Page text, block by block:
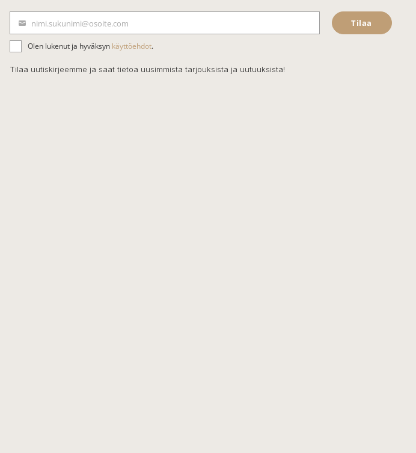
ä
h
k
nimi.sukunimi@osoite.com Tilaa
Olen lukenut ja hyväksyn käyttöehdot.
Tilaa uutiskirjeemme ja saat tietoa uusimmista tarjouksista ja uutuuksista!